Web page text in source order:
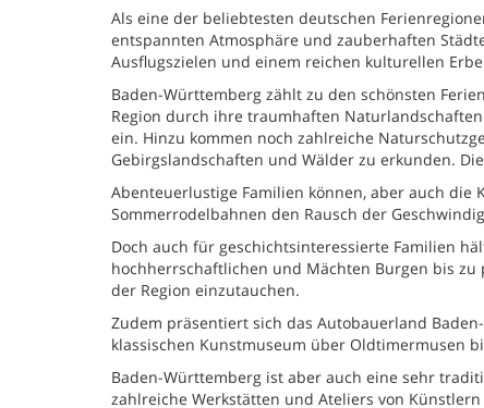
Als eine der beliebtesten deutschen
entspannten Atmosphäre und zauberhaften
Ausflugszielen und einem reichen kulturellen
Baden-Württemberg zählt zu den schönsten
Region durch ihre traumhaften
ein. Hinzu kommen noch zahlreiche
Gebirgslandschaften und Wälder zu erkunden.
Abenteuerlustige Familien können, aber auch
Sommerrodelbahnen den Rausch der
Doch auch für geschichtsinteressierte Familien
hochherrschaftlichen und Mächten Burgen bis zu
der Region einzutauchen.
Zudem präsentiert sich das Autobauerland
klassischen Kunstmuseum über Oldtimermusen
Baden-Württemberg ist aber auch eine sehr
zahlreiche Werkstätten und Ateliers von